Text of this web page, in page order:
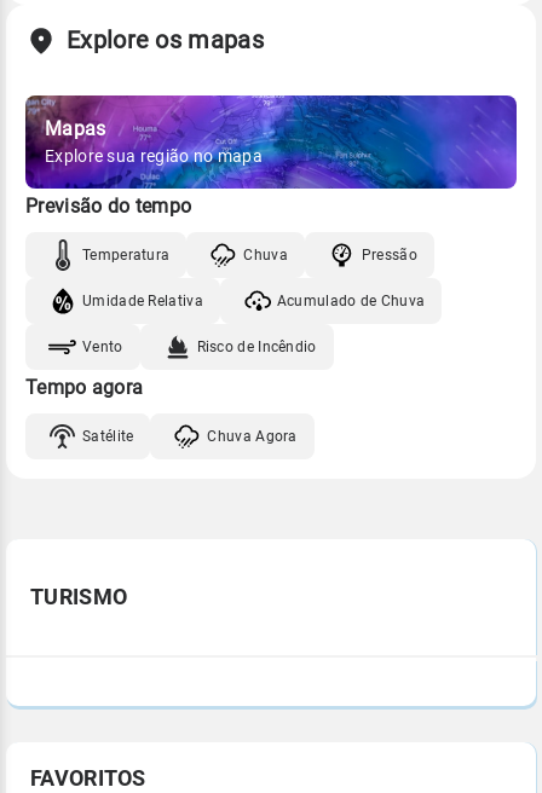
Explore os mapas
Mapas
Explore sua região no mapa
Previsão do tempo
Temperatura Chuva Pressão
Umidade Relativa Acumulado de Chuva
Vento Risco de Incêndio
Tempo agora
Satélite Chuva Agora
TURISMO
FAVORITOS